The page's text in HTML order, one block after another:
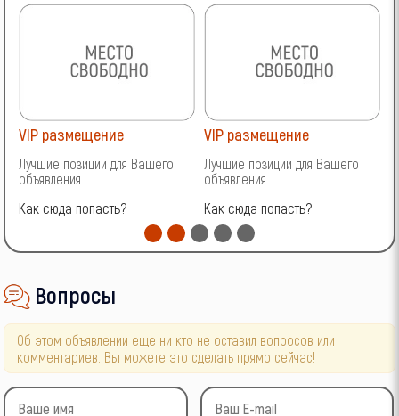
VIP размещение
Лучшие позиции для Вашего
объявления
Как сюда попасть?
VIP размещение
Лучшие позиции для Вашего
объявления
Как сюда попасть?
Вопросы
Об этом объявлении еще ни кто не оставил вопросов или
комментариев. Вы можете это сделать прямо сейчас!